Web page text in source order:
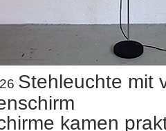
Stehleuchte mit
kamen